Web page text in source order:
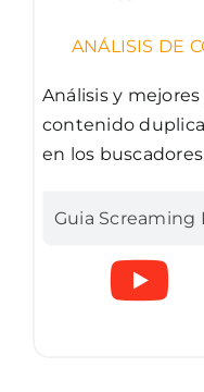
ANÁLISIS DE
Análisis y
contenido
en los
Guia Screaming